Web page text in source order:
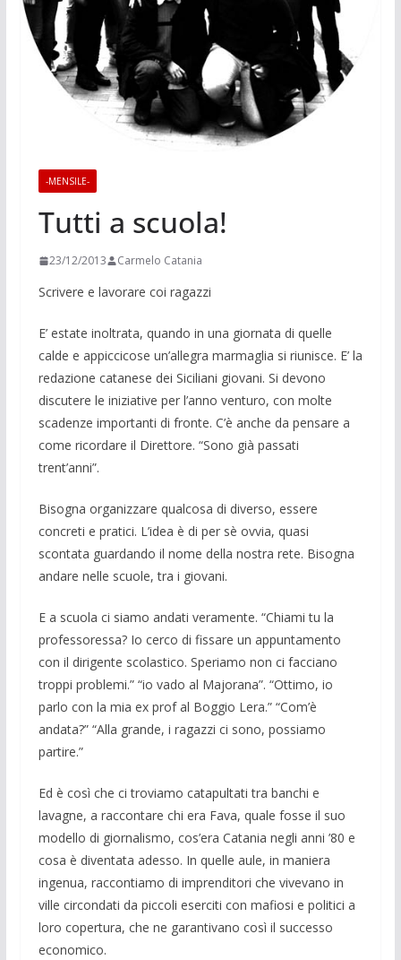
-MENSILE-
Tutti a scuola!
23/12/2013 Carmelo Catania
Scrivere e lavorare coi ragazzi
E’ estate inoltrata, quando in una giornata di quelle
calde e appiccicose un’allegra marmaglia si riunisce. E’ la
redazione catanese dei Siciliani giovani. Si devono
discutere le iniziative per l’anno venturo, con molte
scadenze im­portanti di fronte. C’è anche da pensare a
come ricordare il Di­rettore. “Sono già passati
trent’anni”.
Bisogna organizzare qualcosa di diver­so, essere
concreti e pratici. L’idea è di per sè ovvia, quasi
scontata guardando il nome della nostra rete. Bisogna
andare nelle scuole, tra i giovani.
E a scuola ci siamo andati veramente. “Chiami tu la
professoressa? Io cerco di fissare un appuntamento
con il dirigente scolastico. Speriamo non ci facciano
trop­pi problemi.” “io vado al Majorana”. “Ot­timo, io
parlo con la mia ex prof al Bog­gio Lera.” “Com’è
andata?” “Alla grande, i ragazzi ci sono, possiamo
partire.”
Ed è così che ci troviamo catapultati tra banchi e
lavagne, a raccontare chi era Fava, quale fosse il suo
modello di gior­nalismo, cos’era Catania negli anni ’80 e
cosa è diventata adesso. In quelle aule, in maniera
ingenua, raccontiamo di impren­ditori che vivevano in
ville circondati da piccoli eserciti con mafiosi e politici a
loro copertura, che ne garantivano così il successo
economico.